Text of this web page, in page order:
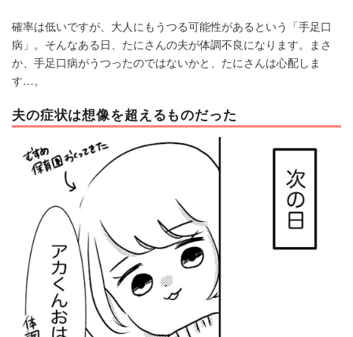
確率は低いですが、大人にもうつる可能性があるという「手足口
病」。そんなある日、たにさんの夫が体調不良になります。まさ
か、手足口病がうつったのではないかと、たにさんは心配しま
す…。
夫の症状は想像を超えるものだった